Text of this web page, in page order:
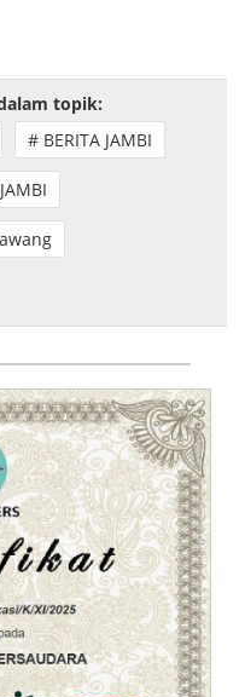
topik:
# BERITA JAMBI